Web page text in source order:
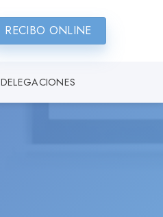
RECIBO ONLINE
DELEGACIONES